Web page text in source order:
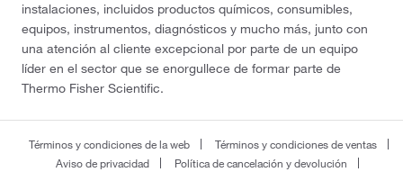
instalaciones, incluidos productos químicos, consumibles,
equipos, instrumentos, diagnósticos y mucho más, junto con
una atención al cliente excepcional por parte de un equipo
líder en el sector que se enorgullece de formar parte de
Thermo Fisher Scientific.
Términos y condiciones de la web
Términos y condiciones de ventas
Aviso de privacidad
Política de cancelación y devolución